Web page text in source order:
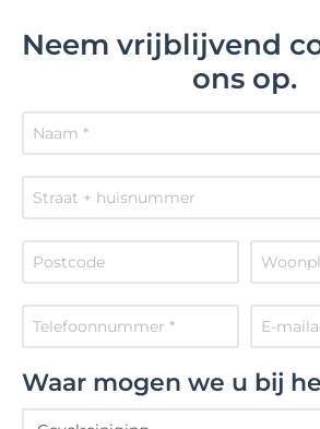
Neem vrijblijvend
ons op.
Waar mogen we u bij